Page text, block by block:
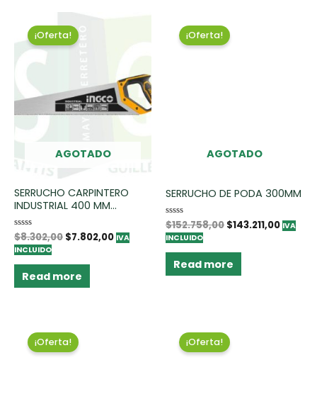
AGOTADO
¡Oferta!
SERRUCHO CARPINTERO
INDUSTRIAL 400 MM...
Rated
0
out
$8.302,00 $7.802,00 IVA
INCLUIDO
Read more
AGOTADO
¡Oferta!
SERRUCHO DE PODA 300MM
Rated
0
out
$152.758,00 $143.211,00 IVA
INCLUIDO
Read more
¡Oferta! ¡Oferta!